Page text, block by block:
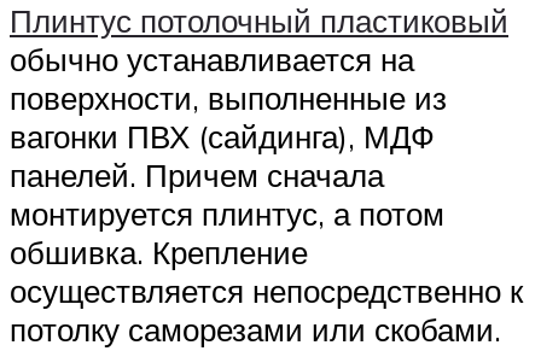
Плинтус потолочный пластиковый
обычно устанавливается на
поверхности, выполненные из
вагонки ПВХ (сайдинга), МДФ
панелей. Причем сначала
монтируется плинтус, а потом
обшивка. Крепление
осуществляется непосредственно к
потолку саморезами или скобами.